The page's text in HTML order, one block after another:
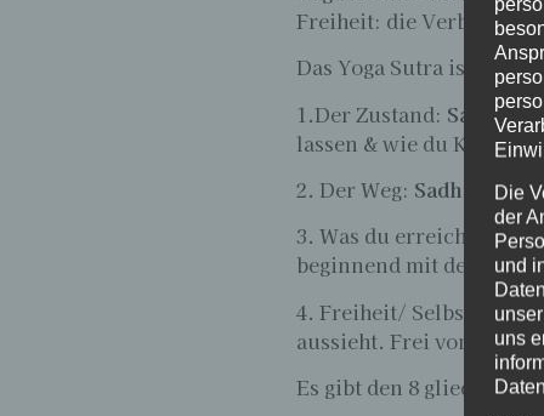
Freiheit: die
Das Yoga Sutra ist
1.Der Zustand: Samadhi:
lassen & wie du
2. Der Weg: Sadhana:
3. Was du erreichst
beginnend mit der
4. Freiheit/
aussieht. Frei von
Es gibt den 8 gliedrigen
Die
der
und
uns